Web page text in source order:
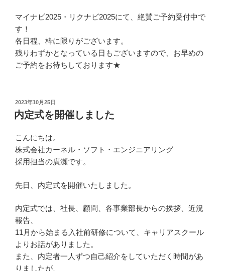
マイナビ2025・リクナビ2025にて、絶賛ご予約受付中で
す！
各日程、枠に限りがございます。
残りわずかとなっている日もございますので、お早めの
ご予約をお待ちしております★
投
稿
日:
2023年10月25日
内定式を開催しました
こんにちは。
株式会社カーネル・ソフト・エンジニアリング
採用担当の廣瀬です。
先日、内定式を開催いたしました。
内定式では、社長、顧問、各事業部長からの挨拶、近況
報告、
11月から始まる入社前研修について、キャリアスクール
よりお話がありました。
また、内定者一人ずつ自己紹介をしていただく時間があ
りましたが、